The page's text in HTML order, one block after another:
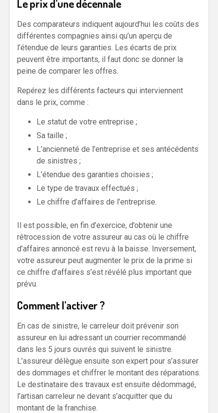
Le prix d’une décennale
Des comparateurs indiquent aujourd’hui les coûts des
différentes compagnies ainsi qu’un aperçu de
l’étendue de leurs garanties. Les écarts de prix
peuvent être importants, il faut donc se donner la
peine de comparer les offres.
Repérez les différents facteurs qui interviennent
dans le prix, comme :
Le statut de votre entreprise ;
Sa taille ;
L’ancienneté de l’entreprise et ses antécédents
de sinistres ;
L’étendue des garanties choisies ;
Le type de travaux effectués ;
Le chiffre d’affaires de l’entreprise.
Il est possible, en fin d’exercice, d’obtenir une
rétrocession de votre assureur au cas où le chiffre
d’affaires annoncé est revu à la baisse. Inversement,
votre assureur peut augmenter le prix de la prime si
ce chiffre d’affaires s’est révélé plus important que
prévu.
Comment l’activer ?
En cas de sinistre, le carreleur doit prévenir son
assureur en lui adressant un courrier recommandé
dans les 5 jours ouvrés qui suivent le sinistre.
L’assureur délègue ensuite son expert pour s’assurer
des dommages et chiffrer le montant des réparations.
Le destinataire des travaux est ensuite dédommagé,
l’artisan carreleur ne devant s’acquitter que du
montant de la franchise.